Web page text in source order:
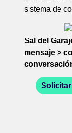
sistema de
Sal del
mensaje >